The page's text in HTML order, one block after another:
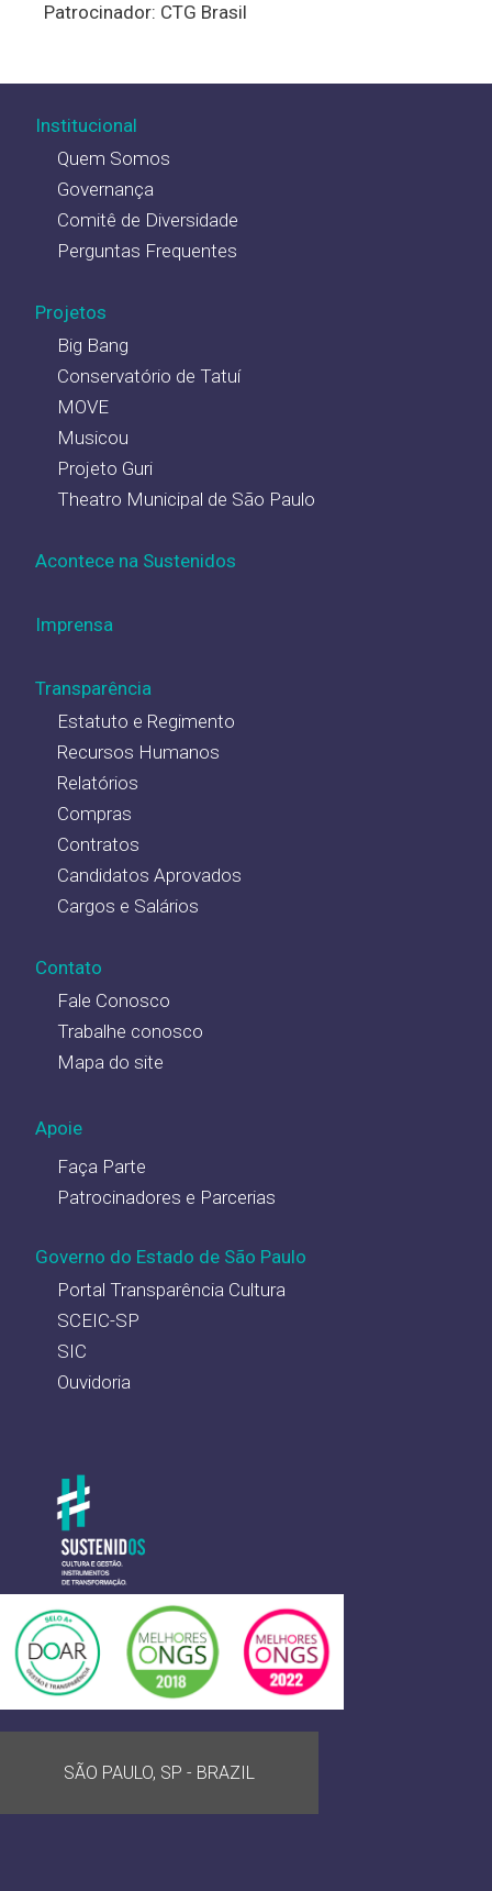
Patrocinador: CTG Brasil
Institucional
Quem Somos
Governança
Comitê de Diversidade
Perguntas Frequentes
Projetos
Big Bang
Conservatório de Tatuí
MOVE
Musicou
Projeto Guri
Theatro Municipal de São Paulo
Acontece na Sustenidos
Imprensa
Transparência
Estatuto e Regimento
Recursos Humanos
Relatórios
Compras
Contratos
Candidatos Aprovados
Cargos e Salários
Contato
Fale Conosco
Trabalhe conosco
Mapa do site
Apoie
Faça Parte
Patrocinadores e Parcerias
Governo do Estado de São Paulo
Portal Transparência Cultura
SCEIC-SP
SIC
Ouvidoria
SÃO PAULO, SP - BRAZIL